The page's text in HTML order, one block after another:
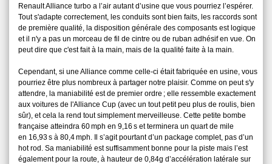
Renault Alliance turbo a l’air autant d’usine que vous pourriez l’espérer.
Tout s'adapte correctement, les conduits sont bien faits, les raccords sont
de première qualité, la disposition générale des composants est logique
et il n'y a pas un morceau de fil de cintre ou de ruban adhésif en vue. On
peut dire que c'est fait à la main, mais de la qualité faite à la main.
Cependant, si une Alliance comme celle-ci était fabriquée en usine, vous
pourriez être plus nombreux à partager notre plaisir. Comme on peut s'y
attendre, la maniabilité est de premier ordre ; elle ressemble exactement
aux voitures de l'Alliance Cup (avec un tout petit peu plus de roulis, bien
sûr), et cela la rend tout simplement merveilleuse. Cette petite bombe
française atteindra 60 mph en 9,16 s et terminera un quart de mile
en 16,93 s à 80,4 mph. Il s’agit pourtant d’un package complet, pas d’un
hot rod. Sa maniabilité est suffisamment bonne pour la piste mais l’est
également pour la route, à hauteur de 0,84g d’accélération latérale sur